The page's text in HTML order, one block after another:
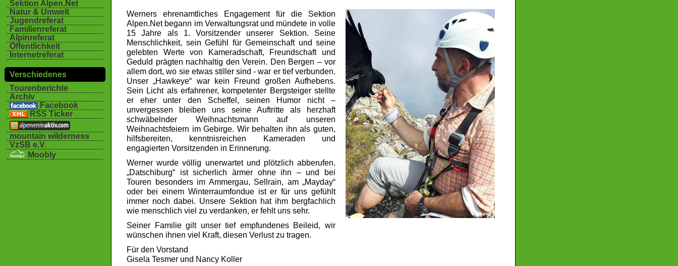
Sektion Alpen.Net
Natur & Umwelt
Jugendreferat
Familienreferat
Alpinreferat
Öffentlichkeit
Internetreferat
Verschiedenes
Tourenberichte
Archiv
Facebook
RSS Ticker
mountain wilderness
VzSB e.V.
Moobly
Werners ehrenamtliches Engagement für die Sektion
Alpen.Net begann im Verwaltungsrat und mündete in volle
15 Jahre als 1. Vorsitzender unserer Sektion. Seine
Menschlichkeit, sein Gefühl für Gemeinschaft und seine
gelebten Werte von Kameradschaft, Freundschaft und
Geduld prägten nachhaltig den Verein. Den Bergen – vor
allem dort, wo sie etwas stiller sind - war er tief verbunden.
Unser „Hawkeye“ war kein Freund großen Aufhebens.
Sein Licht als erfahrener, kompetenter Bergsteiger stellte
er eher unter den Scheffel, seinen Humor nicht –
unvergessen bleiben uns seine Auftritte als herzhaft
schwäbelnder Weihnachtsmann auf unseren
Weihnachtsfeiern im Gebirge. Wir behalten ihn als guten,
hilfsbereiten, kenntnisreichen Kameraden und
engagierten Vorsitzenden in Erinnerung.
Werner wurde völlig unerwartet und plötzlich abberufen.
„Datschiburg“ ist sicherlich ärmer ohne ihn – und bei
Touren besonders im Ammergau, Sellrain, am „Mayday“
oder bei einem Winterraumfondue ist er für uns gefühlt
immer noch dabei. Unsere Sektion hat ihm bergfachlich
wie menschlich viel zu verdanken, er fehlt uns sehr.
Seiner Familie gilt unser tief empfundenes Beileid, wir
wünschen ihnen viel Kraft, diesen Verlust zu tragen.
Für den Vorstand
Gisela Tesmer und Nancy Koller